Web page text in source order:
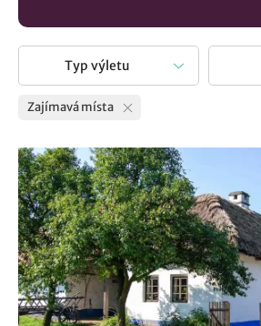
Typ výletu
Zajímavá místa